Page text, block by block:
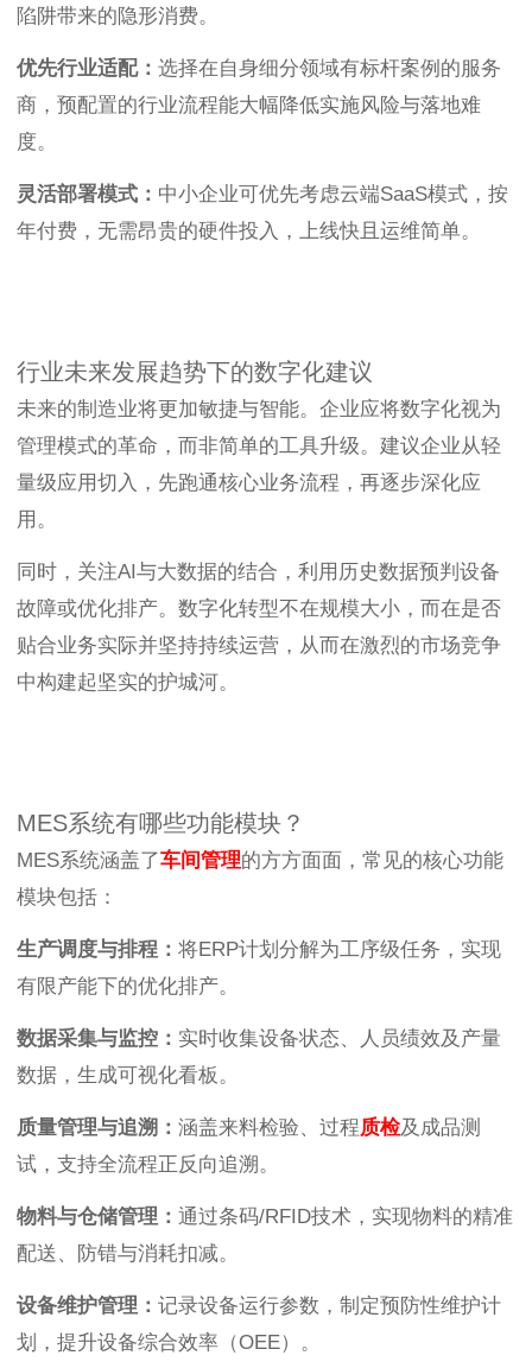
陷阱带来的隐形消费。
优先行业适配： 选择在自身细分领域有标杆案例的服务
商，预配置的行业流程能大幅降低实施风险与落地难
度。
灵活部署模式： 中小企业可优先考虑云端SaaS模式，按
年付费，无需昂贵的硬件投入，上线快且运维简单。
行业未来发展趋势下的数字化建议
未来的制造业将更加敏捷与智能。企业应将数字化视为
管理模式的革命，而非简单的工具升级。建议企业从轻
量级应用切入，先跑通核心业务流程，再逐步深化应
用。
同时，关注AI与大数据的结合，利用历史数据预判设备
故障或优化排产。数字化转型不在规模大小，而在是否
贴合业务实际并坚持持续运营，从而在激烈的市场竞争
中构建起坚实的护城河。
MES系统有哪些功能模块？
MES系统涵盖了车间管理的方方面面，常见的核心功能
模块包括：
生产调度与排程： 将ERP计划分解为工序级任务，实现
有限产能下的优化排产。
数据采集与监控： 实时收集设备状态、人员绩效及产量
数据，生成可视化看板。
质量管理与追溯： 涵盖来料检验、过程质检及成品测
试，支持全流程正反向追溯。
物料与仓储管理： 通过条码/RFID技术，实现物料的精准
配送、防错与消耗扣减。
设备维护管理： 记录设备运行参数，制定预防性维护计
划，提升设备综合效率（OEE）。